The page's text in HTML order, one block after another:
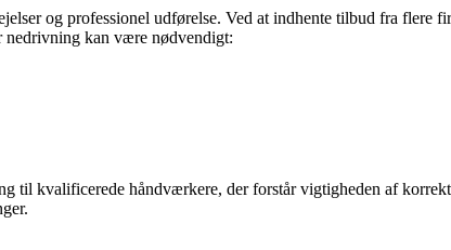
og professionel udførelse. Ved at indhente tilbud fra flere
nedrivning kan være nødvendigt:
til kvalificerede håndværkere, der forstår vigtigheden af